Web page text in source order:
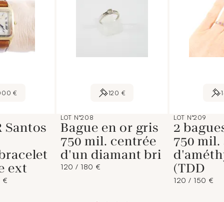
€
Santos
ext
€
120 €
LOT N°208
Bague en or gris
750 mil. centrée
d'un diamant bri
120 / 180 €
LOT N°209
2
750
(TDD
120 / 150 €